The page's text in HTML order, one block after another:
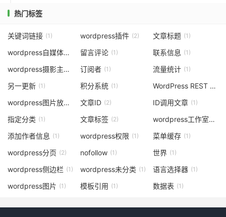
热门标签
关键词链接 (1) wordpress插件 (2) 文章标题 (1)
wordpress自媒体主题 (4)
留言评论 (1) 联系信息 (1)
wordpress摄影主题 订阅者 (1) 流量统计 (1)
另一更新 (1) 积分系统 (1) WordPress REST API
wordpress图片放大 文章ID (2) ID调用文章 (1)
指定分类 (1) 文章标签 (2) wordpress工作室主题
添加作者信息 (1) wordpress权限 (1) 菜单缓存 (1)
wordpress分页 (2) nofollow (1) 世界 (1)
wordpress侧边栏 (1) wordpress未分类 (1) 语言选择器 (1)
wordpress图片 (1) 模板引用 (1) 数据表 (1)